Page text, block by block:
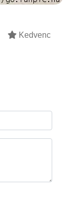
Kedvenc